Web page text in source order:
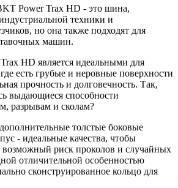
Power Trax HD - это шина,
техники и
но она также подходят для
машин.
HD является идеальными для
есть грубые и неровные поверхности
прочность и долговечность. Так,
выдающиеся способности
разрывам и сколам?
толстые боковые
- идеальные качества, чтобы
возможный риск проколов и случайных
отличительной особенностью
сконструированное кольцо для